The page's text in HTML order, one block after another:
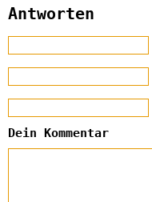
Antworten
Dein Kommentar